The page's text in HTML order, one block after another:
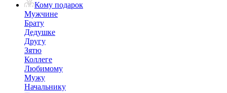
Кому подарок
Мужчине
Брату
Дедушке
Другу
Зятю
Коллеге
Любимому
Мужу
Начальнику